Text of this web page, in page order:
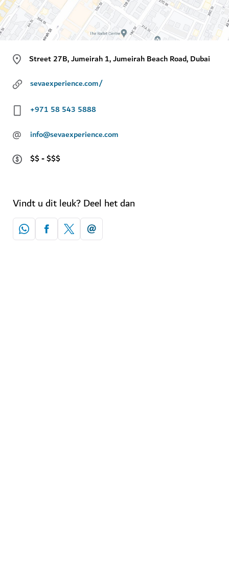
Street 27B, Jumeirah 1, Jumeirah Beach Road, Dubai
sevaexperience.com/
+971 58 543 5888
@
info@sevaexperience.com
$$ - $$$
Vindt u dit leuk? Deel het dan